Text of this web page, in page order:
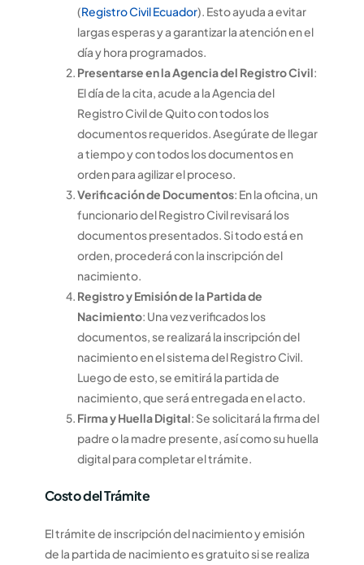
(Registro Civil Ecuador). Esto ayuda a evitar
largas esperas y a garantizar la atención en el
día y hora programados.
Presentarse en la Agencia del Registro Civil:
El día de la cita, acude a la Agencia del
Registro Civil de Quito con todos los
documentos requeridos. Asegúrate de llegar
a tiempo y con todos los documentos en
orden para agilizar el proceso.
Verificación de Documentos: En la oficina, un
funcionario del Registro Civil revisará los
documentos presentados. Si todo está en
orden, procederá con la inscripción del
nacimiento.
Registro y Emisión de la Partida de
Nacimiento: Una vez verificados los
documentos, se realizará la inscripción del
nacimiento en el sistema del Registro Civil.
Luego de esto, se emitirá la partida de
nacimiento, que será entregada en el acto.
Firma y Huella Digital: Se solicitará la firma del
padre o la madre presente, así como su huella
digital para completar el trámite.
Costo del Trámite
El trámite de inscripción del nacimiento y emisión
de la partida de nacimiento es gratuito si se realiza